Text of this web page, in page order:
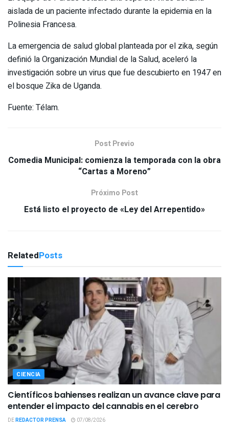
aislada de un paciente infectado durante la epidemia en la
Polinesia Francesa.
La emergencia de salud global planteada por el zika, según
definió la Organización Mundial de la Salud, aceleró la
investigación sobre un virus que fue descubierto en 1947 en
el bosque Zika de Uganda.
Fuente: Télam.
Post Previo
Comedia Municipal: comienza la temporada con la obra
“Cartas a Moreno”
Próximo Post
Está listo el proyecto de «Ley del Arrepentido»
RelatedPosts
CIENCIA
Científicos bahienses realizan un avance clave para
entender el impacto del cannabis en el cerebro
DEREDACTOR PRENSA 07/08/2026